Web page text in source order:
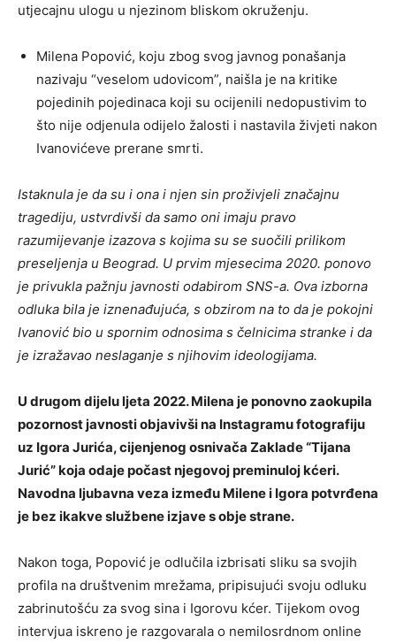
utjecajnu ulogu u njezinom bliskom okruženju.
Milena Popović, koju zbog svog javnog ponašanja
nazivaju “veselom udovicom”, naišla je na kritike
pojedinih pojedinaca koji su ocijenili nedopustivim to
što nije odjenula odijelo žalosti i nastavila živjeti nakon
Ivanovićeve prerane smrti.
Istaknula je da su i ona i njen sin proživjeli značajnu
tragediju, ustvrdivši da samo oni imaju pravo
razumijevanje izazova s ​​kojima su se suočili prilikom
preseljenja u Beograd. U prvim mjesecima 2020. ponovo
je privukla pažnju javnosti odabirom SNS-a. Ova izborna
odluka bila je iznenađujuća, s obzirom na to da je pokojni
Ivanović bio u spornim odnosima s čelnicima stranke i da
je izražavao neslaganje s njihovim ideologijama.
U drugom dijelu ljeta 2022. Milena je ponovno zaokupila
pozornost javnosti objavivši na Instagramu fotografiju
uz Igora Jurića, cijenjenog osnivača Zaklade “Tijana
Jurić” koja odaje počast njegovoj preminuloj kćeri.
Navodna ljubavna veza između Milene i Igora potvrđena
je bez ikakve službene izjave s obje strane.
Nakon toga, Popović je odlučila izbrisati sliku sa svojih
profila na društvenim mrežama, pripisujući svoju odluku
zabrinutošću za svog sina i Igorovu kćer. Tijekom ovog
intervjua iskreno je razgovarala o nemilosrdnom online